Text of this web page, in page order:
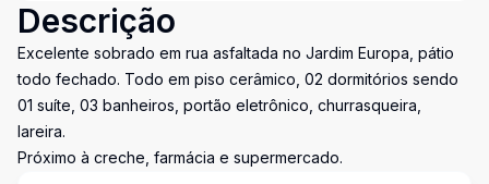
Descrição
Excelente sobrado em rua asfaltada no Jardim Europa, pátio
todo fechado. Todo em piso cerâmico, 02 dormitórios sendo
01 suíte, 03 banheiros, portão eletrônico, churrasqueira,
lareira.
Próximo à creche, farmácia e supermercado.